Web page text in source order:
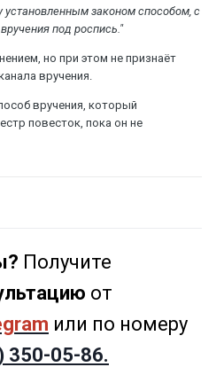
установленным законом способом, с
под роспись."
но при этом не признаёт
вручения.
вручения, который
повесток, пока он не
Получите
от
или по номеру
350-05-86.